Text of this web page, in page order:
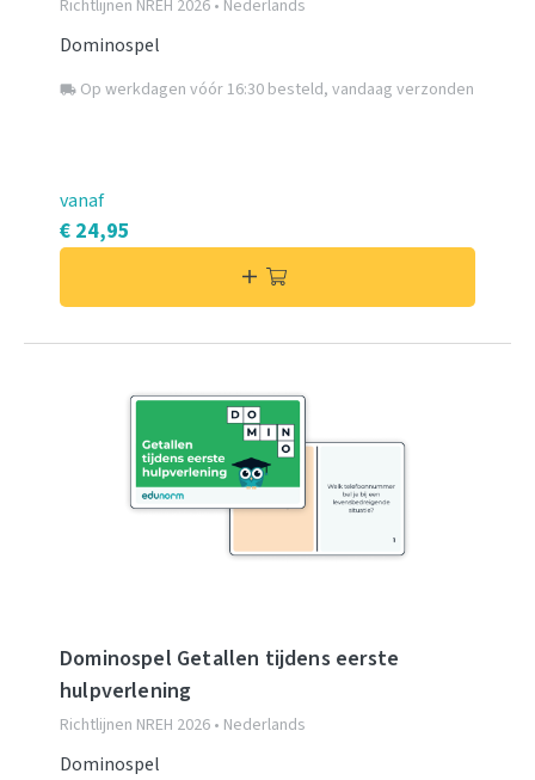
Richtlijnen NREH 2026 • Nederlands
Dominospel
local_shipping Op werkdagen vóór 16:30 besteld, vandaag verzonden
vanaf
€ 24,95
Dominospel Getallen tijdens eerste
hulpverlening
Richtlijnen NREH 2026 • Nederlands
Dominospel